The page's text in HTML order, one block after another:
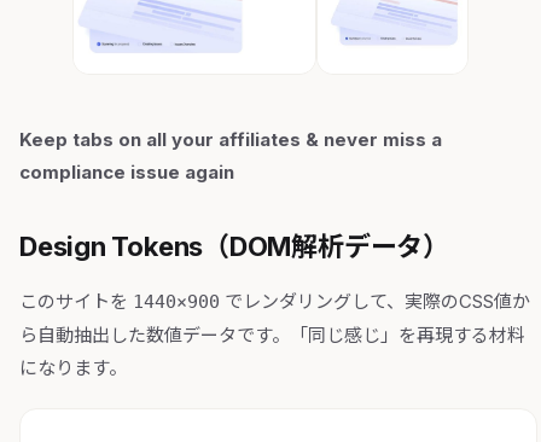
Keep tabs on all your affiliates & never miss a
compliance issue again
Design Tokens（DOM解析データ）
このサイトを 1440×900 でレンダリングして、実際のCSS値か
ら自動抽出した数値データです。「同じ感じ」を再現する材料
になります。